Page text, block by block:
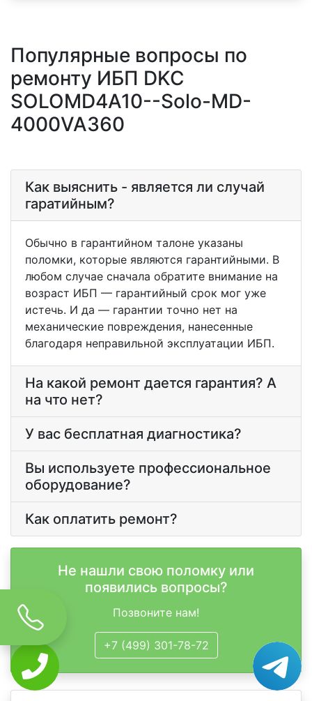
Популярные вопросы по
ремонту ИБП DKC
SOLOMD4A10--Solo-MD-
4000VA360
Как выяснить - является ли случай
гаратийным?
Обычно в гарантийном талоне указаны
поломки, которые являются гарантийными. В
любом случае сначала обратите внимание на
возраст ИБП — гарантийный срок мог уже
истечь. И да — гарантии точно нет на
механические повреждения, нанесенные
благодаря неправильной эксплуатации ИБП.
На какой ремонт дается гарантия? А
на что нет?
У вас бесплатная диагностика?
Вы используете профессиональное
оборудование?
Как оплатить ремонт?
Не нашли свою поломку или
появились вопросы?
Позвоните нам!
+7 (499) 301-78-72